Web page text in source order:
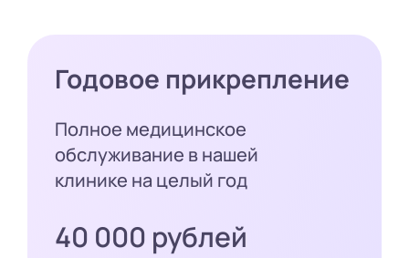
Годовое прикрепление
Полное медицинское
обслуживание в нашей
клинике на целый год
40 000 рублей